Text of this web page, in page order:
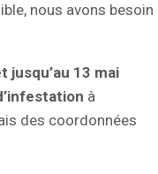
nous avons besoin
jusqu’au 13 mai
à
des coordonnées